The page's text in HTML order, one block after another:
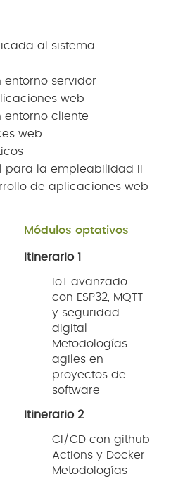
al sistema
entorno servidor
web
entorno cliente
web
para la empleabilidad II
de aplicaciones web
Módulos optativos
Itinerario 1
IoT avanzado
con ESP32, MQTT
y seguridad
digital
Metodologías
agiles en
proyectos de
software
Itinerario 2
CI/CD con github
Actions y Docker
Metodologías